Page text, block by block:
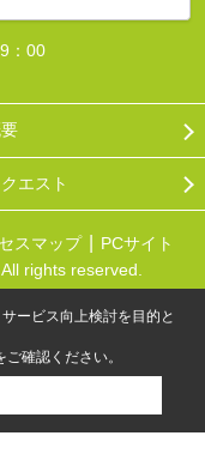
：00
エスト
スマップ
PCサイト
rights reserved.
ービス向上検討を目的と
ご確認ください。